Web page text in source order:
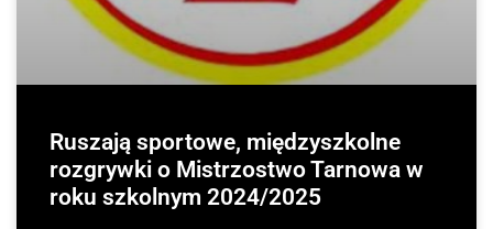
Ruszają sportowe, międzyszkolne
rozgrywki o Mistrzostwo Tarnowa w
roku szkolnym 2024/2025